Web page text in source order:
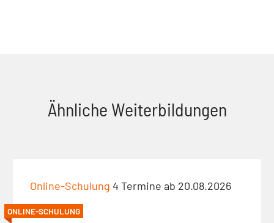
Ähnliche Weiterbildungen
Online-Schulung 4 Termine ab 20.08.2026
ONLINE-SCHULUNG